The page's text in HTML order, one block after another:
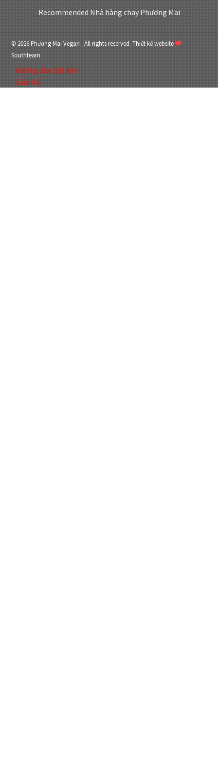
Recommended Nhà hàng chay Phương Mai
© 2026 Phương Mai Vegan . All rights reserved.Thiết kế website
Southteam
Hướng dẫn đặt bàn
Liên hệ